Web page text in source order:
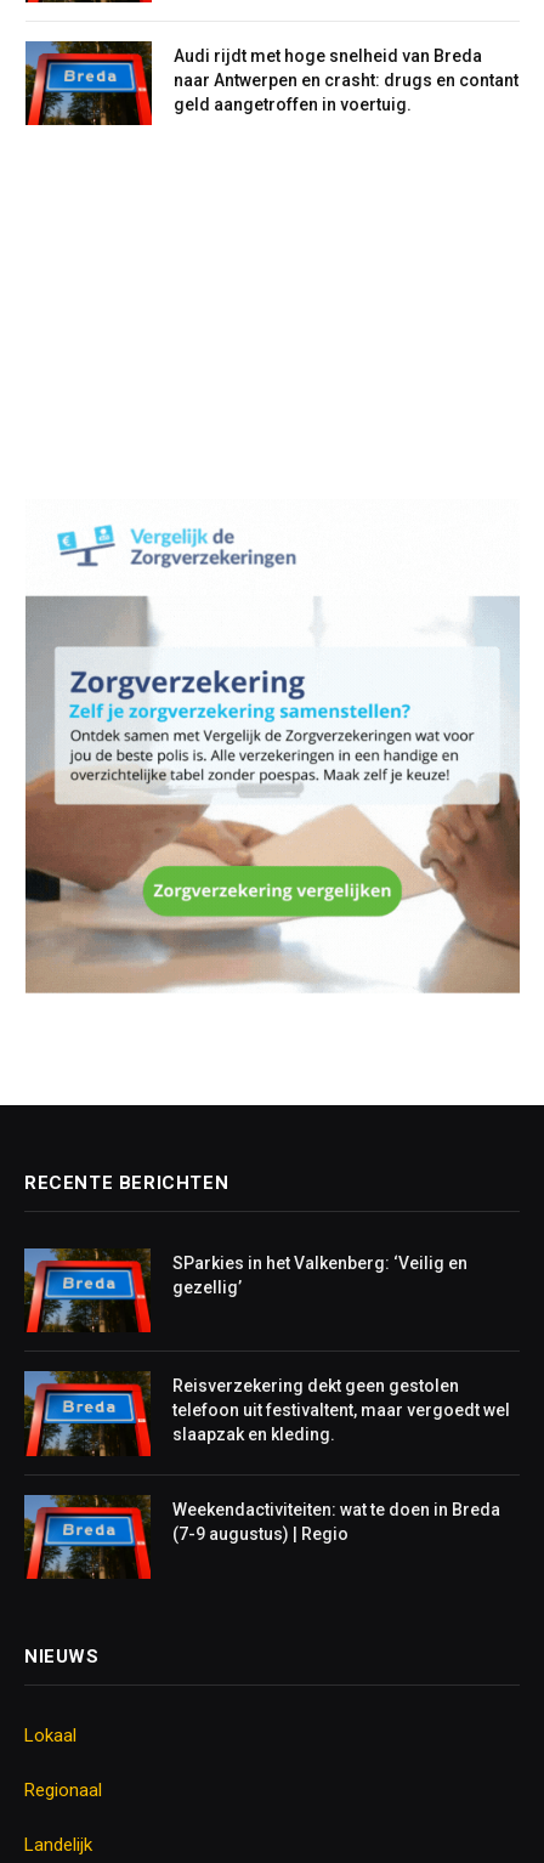
Audi rijdt met hoge snelheid van Breda
naar Antwerpen en crasht: drugs en contant
geld aangetroffen in voertuig.
RECENTE BERICHTEN
SParkies in het Valkenberg: ‘Veilig en
gezellig’
Reisverzekering dekt geen gestolen
telefoon uit festivaltent, maar vergoedt wel
slaapzak en kleding.
Weekendactiviteiten: wat te doen in Breda
(7-9 augustus) | Regio
NIEUWS
Lokaal
Regionaal
Landelijk